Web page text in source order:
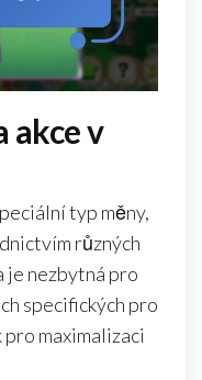
akce v
typ měny,
různých
je nezbytná pro
specifických pro
maximalizaci